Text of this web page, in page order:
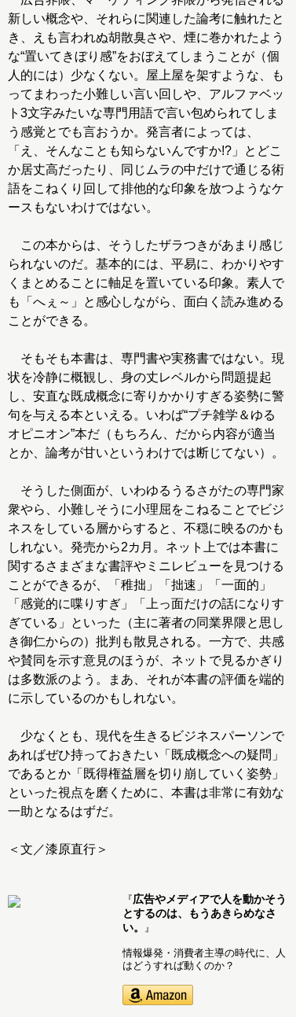
新しい概念や、それらに関連した論考に触れたと
き、えも言われぬ胡散臭さや、煙に巻かれたよう
な“置いてきぼり感”をおぼえてしまうことが（個
人的には）少なくない。屋上屋を架すような、も
ってまわった小難しい言い回しや、アルファベッ
ト3文字みたいな専門用語で言い包められてしま
う感覚とでも言おうか。発言者によっては、
「え、そんなことも知らないんですか!?」とどこ
か居丈高だったり、同じムラの中だけで通じる術
語をこねくり回して排他的な印象を放つようなケ
ースもないわけではない。
この本からは、そうしたザラつきがあまり感じ
られないのだ。基本的には、平易に、わかりやす
くまとめることに軸足を置いている印象。素人で
も「へぇ～」と感心しながら、面白く読み進める
ことができる。
そもそも本書は、専門書や実務書ではない。現
状を冷静に概観し、身の丈レベルから問題提起
し、安直な既成概念に寄りかかりすぎる姿勢に警
句を与える本といえる。いわば“プチ雑学＆ゆる
オピニオン”本だ（もちろん、だから内容が適当
とか、論考が甘いというわけでは断じてない）。
そうした側面が、いわゆるうるさがたの専門家
衆やら、小難しそうに小理屈をこねることでビジ
ネスをしている層からすると、不穏に映るのかも
しれない。発売から2カ月。ネット上では本書に
関するさまざまな書評やミニレビューを見つける
ことができるが、「稚拙」「拙速」「一面的」
「感覚的に喋りすぎ」「上っ面だけの話になりす
ぎている」といった（主に著者の同業界隈と思し
き御仁からの）批判も散見される。一方で、共感
や賛同を示す意見のほうが、ネットで見るかぎり
は多数派のよう。まあ、それが本書の評価を端的
に示しているのかもしれない。
少なくとも、現代を生きるビジネスパーソンで
あればぜひ持っておきたい「既成概念への疑問」
であるとか「既得権益層を切り崩していく姿勢」
といった視点を磨くために、本書は非常に有効な
一助となるはずだ。
『広告やメディアで人を動かそう
とするのは、もうあきらめなさ
い。
』
情報爆発・消費者主導の時代に、人
はどうすれば動くのか？